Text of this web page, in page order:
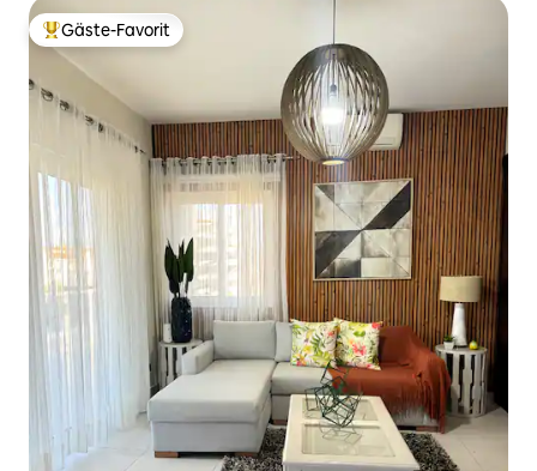
Beliebter Gäste-Favorit.
Gäste-Favorit